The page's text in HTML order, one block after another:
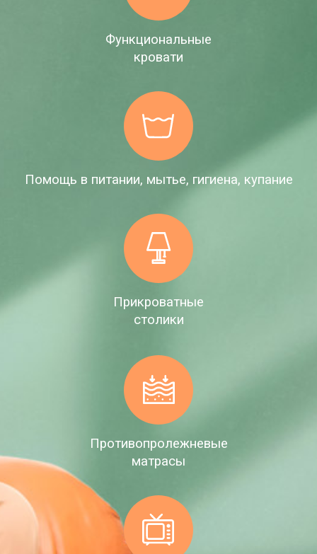
Функциональные
кровати
Помощь в питании, мытье, гигиена, купание
Прикроватные
столики
Противопролежневые
матрасы